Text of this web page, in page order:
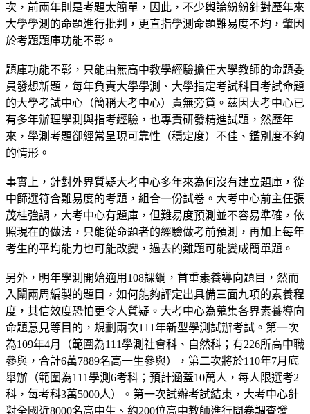
次，前兩年則是考題太簡單，因此，不少輿論紛紛針對歷年來
大學學測的命題進行批判，更直指學測命題難易度不均，肇因
於考題題庫功能不彰。
題庫功能不彰，只能由無高中教學經驗擔任大學教師的命題委
員發想新題，每年負責大學學測、大學指定考試科目考試命題
的大學考試中心（簡稱大考中心）責無旁貸。茲因大考中心已
有多年辦理學測與指考經驗，也專責研發精進試題，然歷年
來，學測考題卻經常呈現可靠性（穩定度）不佳、鑑別度不夠
的情形。
事實上，針對外界質疑大考中心多年來為何沒有建立題庫，從
中篩選符合難易度的考題，組合一份試卷。大考中心前主任張
茂桂強調，大考中心有題庫，但難易度預測並不容易準確，依
照現在的做法，只能從命題者的經驗做考前預測，再加上每年
考生的平均能力也可能改變，過去的難題可能變成簡單題。
另外，明年學測開始適用108課綱，首重素養導向題目，然而
入闈兩周編製的題目，如何能夠評定出具備三面九項的素養程
度，其信效度恐怕更令人質疑。大考中心為蒐集各界素養導向
命題意見等目的，規劃兩次111年新型學測試辦考試。第一次
為109年4月（範圍為111學測社會科、自然科；有226所高中職
參與，合計6萬7889名高一生參與），第二次將於110年7月底
舉辦（範圍為111學測6考科；預計涵蓋10萬人，每人限選考2
科，每考科3萬5000人）。第一次試辦考試結束，大考中心針
對全國近8000名高中生、約200位高中教師進行問卷調查發